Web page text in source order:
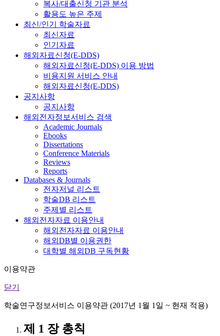
복사/대출신청 기관 분석
활용도 높은 주제
최신/인기 학술자료
최신자료
인기자료
해외자료신청(E-DDS)
해외자료신청(E-DDS) 이용 방법
비용지원 서비스 안내
해외자료신청(E-DDS)
공지사항
공지사항
해외전자정보서비스 검색
Academic Journals
Ebooks
Dissertations
Conference Materials
Reviews
Reports
Databases & Journals
전자저널 리스트
학술DB 리스트
주제별 리스트
해외전자자료 이용안내
해외전자자료 이용안내
해외DB별 이용권한
대학별 해외DB 구독현황
이용약관
닫기
학술연구정보서비스 이용약관 (2017년 1월 1일 ~ 현재 적용)
제 1 장 총칙